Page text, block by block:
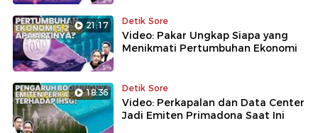
21:17 Detik Sore
Video: Pakar Ungkap Siapa yang
Menikmati Pertumbuhan Ekonomi
18:36 Detik Sore
Video: Perkapalan dan Data Center
Jadi Emiten Primadona Saat Ini